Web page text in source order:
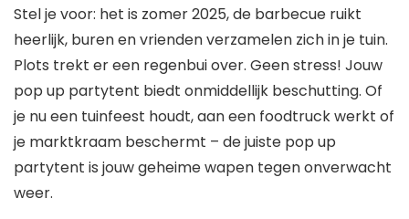
Stel je voor: het is zomer 2025, de barbecue ruikt
heerlijk, buren en vrienden verzamelen zich in je tuin.
Plots trekt er een regenbui over. Geen stress! Jouw
pop up partytent biedt onmiddellijk beschutting. Of
je nu een tuinfeest houdt, aan een foodtruck werkt of
je marktkraam beschermt – de juiste pop up
partytent is jouw geheime wapen tegen onverwacht
weer.